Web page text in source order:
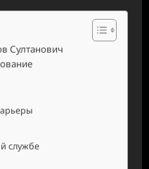
Султанович
службе